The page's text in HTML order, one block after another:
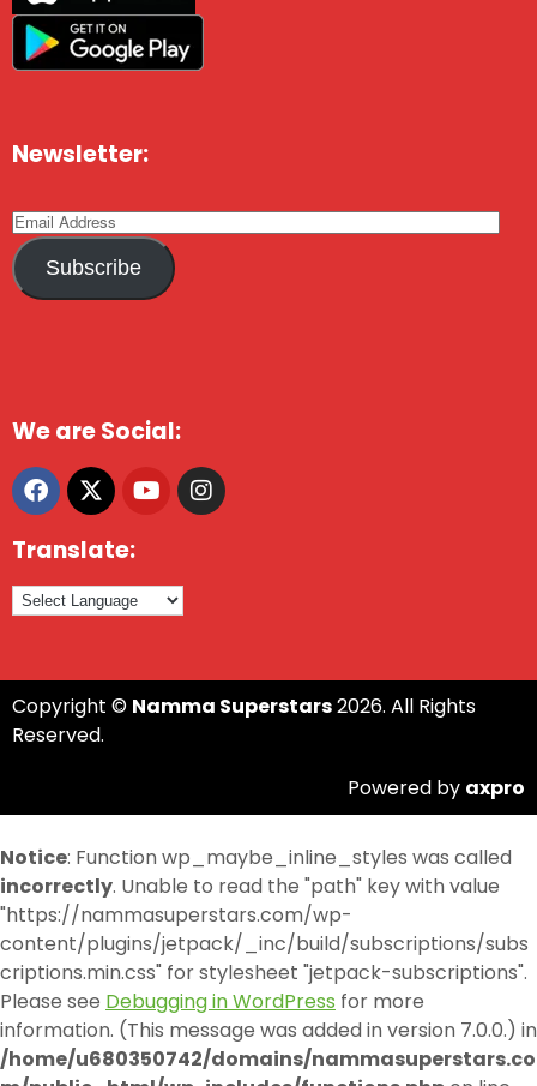
Newsletter:
Subscribe
We are Social:
Translate:
Copyright © Namma Superstars2026. All Rights
Reserved.
Powered by axpro
Notice: Function wp_maybe_inline_styles was called
incorrectly. Unable to read the "path" key with value
"https://nammasuperstars.com/wp-
content/plugins/jetpack/_inc/build/subscriptions/subs
criptions.min.css" for stylesheet "jetpack-subscriptions".
Please see Debugging in WordPress for more
information. (This message was added in version 7.0.0.) in
/home/u680350742/domains/nammasuperstars.co